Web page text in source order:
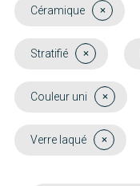
Céramique
Stratifié
Couleur uni
Verre laqué